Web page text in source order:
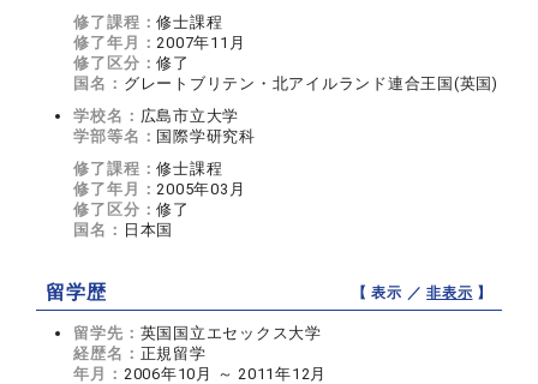
修了課程：修士課程
修了年月：2007年11月
修了区分：修了
国名： グレートブリテン・北アイルランド連合王国(英国)
学校名： 広島市立大学
学部等名： 国際学研究科
修了課程：修士課程
修了年月：2005年03月
修了区分：修了
国名： 日本国
留学歴 【 表示 ／非表示 】
留学先： 英国国立エセックス大学
経歴名： 正規留学
年月： 2006年10月 ～ 2011年12月